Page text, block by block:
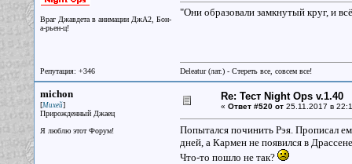
Враг Джавдета в анимации ДжА2, Бон-
а-рьен-ц!
Репутация: +346
"Они образовали замкнутый круг, и
Deleatur (лат.) - Стереть все, совсем все!
michon
[Михей]
Прирожденный Джаец
Я люблю этот Форум!
Re: Тест Night Ops v.1.40
« Ответ #520 от25.11.2017 в
Попытался починить Рэя. Прописал
дней, а Кармен не появился в
Что-то пошло не так?